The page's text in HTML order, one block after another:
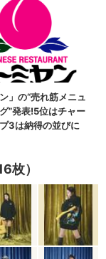
枚）